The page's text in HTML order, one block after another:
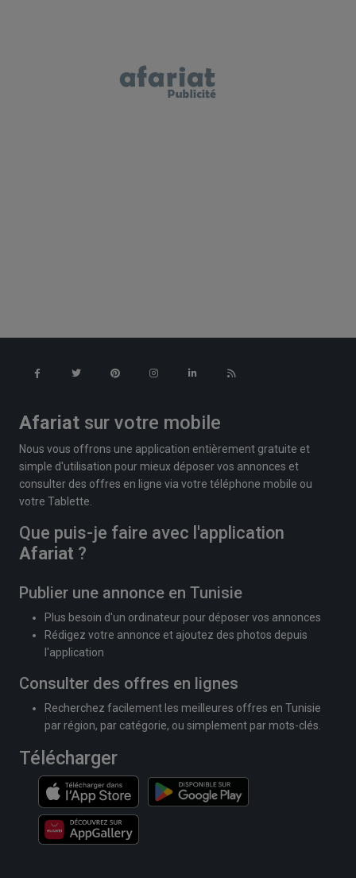
Afariat sur votre mobile
Nous vous offrons une application entièrement gratuite et
simple d'utilisation pour mieux déposer vos annonces et
consulter des offres en ligne via votre téléphone mobile ou
votre Tablette.
Que puis-je faire avec l'application
Afariat ?
Publier une annonce en Tunisie
Plus besoin d'un ordinateur pour déposer vos annonces
Rédigez votre annonce et ajoutez des photos depuis
l'application
Consulter des offres en lignes
Recherchez facilement les meilleures offres en Tunisie
par région, par catégorie, ou simplement par mots-clés.
Télécharger